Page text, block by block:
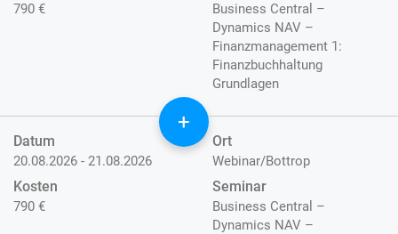
790 €
Business Central –
Dynamics NAV –
Finanzmanagement 1:
Finanzbuchhaltung
Grundlagen
+
Datum
20.08.2026 - 21.08.2026
Ort
Webinar/Bottrop
Kosten
790 €
Seminar
Business Central –
Dynamics NAV –